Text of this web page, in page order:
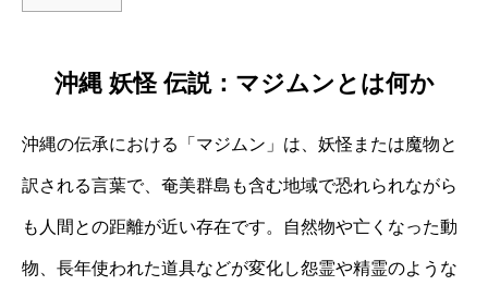
沖縄 妖怪 伝説：マジムンとは何か
沖縄の伝承における「マジムン」は、妖怪または魔物と
訳される言葉で、奄美群島も含む地域で恐れられながら
も人間との距離が近い存在です。自然物や亡くなった動
物、長年使われた道具などが変化し怨霊や精霊のような